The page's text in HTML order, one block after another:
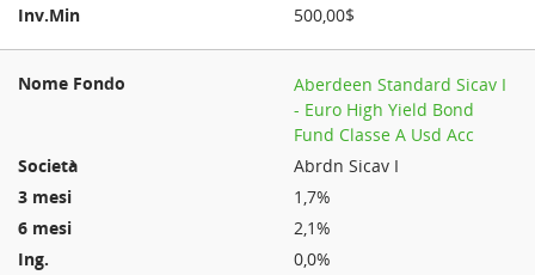
500,00$
Aberdeen Standard Sicav I
- Euro High Yield Bond
Fund Classe A Usd Acc
Abrdn Sicav I
1,7%
2,1%
0,0%